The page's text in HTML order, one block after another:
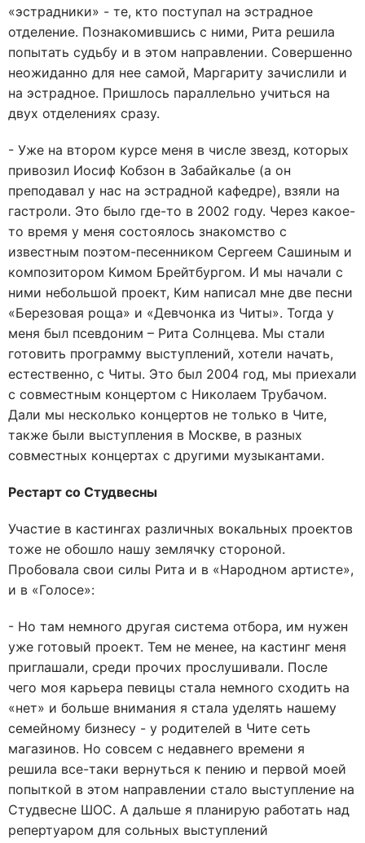
«эстрадники» - те, кто поступал на эстрадное
отделение. Познакомившись с ними, Рита решила
попытать судьбу и в этом направлении. Совершенно
неожиданно для нее самой, Маргариту зачислили и
на эстрадное. Пришлось параллельно учиться на
двух отделениях сразу.
- Уже на втором курсе меня в числе звезд, которых
привозил Иосиф Кобзон в Забайкалье (а он
преподавал у нас на эстрадной кафедре), взяли на
гастроли. Это было где-то в 2002 году. Через какое-
то время у меня состоялось знакомство с
известным поэтом-песенником Сергеем Сашиным и
композитором Кимом Брейтбургом. И мы начали с
ними небольшой проект, Ким написал мне две песни
«Березовая роща» и «Девчонка из Читы». Тогда у
меня был псевдоним – Рита Солнцева. Мы стали
готовить программу выступлений, хотели начать,
естественно, с Читы. Это был 2004 год, мы приехали
с совместным концертом с Николаем Трубачом.
Дали мы несколько концертов не только в Чите,
также были выступления в Москве, в разных
совместных концертах с другими музыкантами.
Рестарт со Студвесны
Участие в кастингах различных вокальных проектов
тоже не обошло нашу землячку стороной.
Пробовала свои силы Рита и в «Народном артисте»,
и в «Голосе»:
- Но там немного другая система отбора, им нужен
уже готовый проект. Тем не менее, на кастинг меня
приглашали, среди прочих прослушивали. После
чего моя карьера певицы стала немного сходить на
«нет» и больше внимания я стала уделять нашему
семейному бизнесу - у родителей в Чите сеть
магазинов. Но совсем с недавнего времени я
решила все-таки вернуться к пению и первой моей
попыткой в этом направлении стало выступление на
Студвесне ШОС. А дальше я планирую работать над
репертуаром для сольных выступлений